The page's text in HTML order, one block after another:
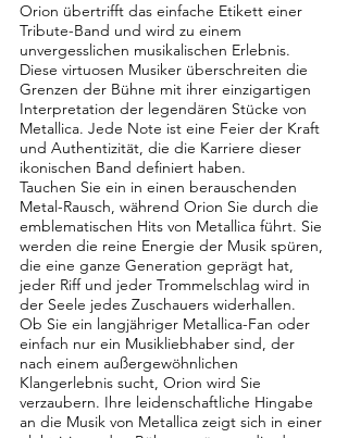
Orion übertrifft das einfache Etikett einer
Tribute-Band und wird zu einem
unvergesslichen musikalischen Erlebnis.
Diese virtuosen Musiker überschreiten die
Grenzen der Bühne mit ihrer einzigartigen
Interpretation der legendären Stücke von
Metallica. Jede Note ist eine Feier der Kraft
und Authentizität, die die Karriere dieser
ikonischen Band definiert haben.
Tauchen Sie ein in einen berauschenden
Metal-Rausch, während Orion Sie durch die
emblematischen Hits von Metallica führt. Sie
werden die reine Energie der Musik spüren,
die eine ganze Generation geprägt hat,
jeder Riff und jeder Trommelschlag wird in
der Seele jedes Zuschauers widerhallen.
Ob Sie ein langjähriger Metallica-Fan oder
einfach nur ein Musikliebhaber sind, der
nach einem außergewöhnlichen
Klangerlebnis sucht, Orion wird Sie
verzaubern. Ihre leidenschaftliche Hingabe
an die Musik von Metallica zeigt sich in einer